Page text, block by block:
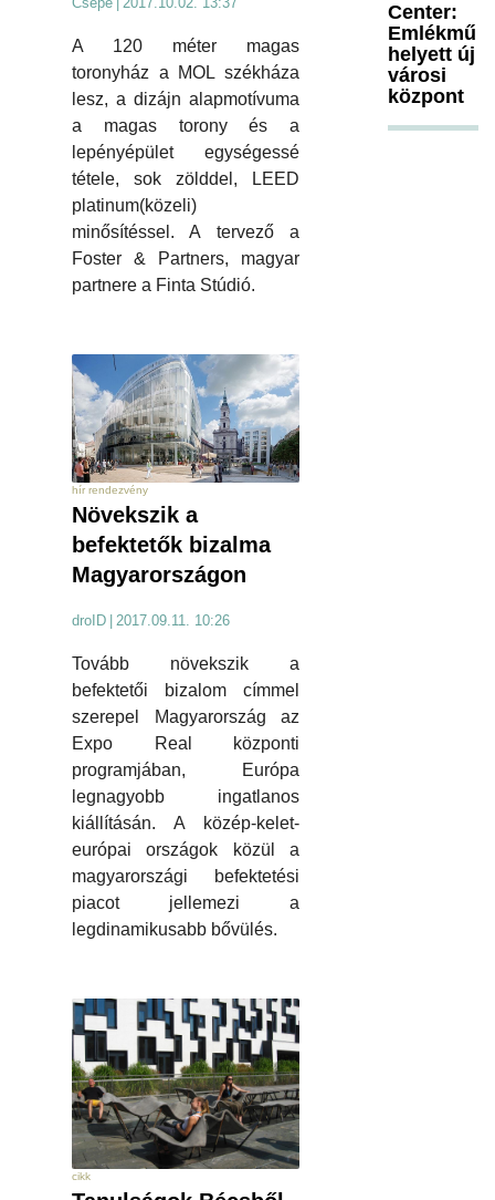
A 120 méter magas
toronyház a MOL székháza
lesz, a dizájn alapmotívuma
a magas torony és a
lepényépület egységessé
tétele, sok zölddel, LEED
platinum(közeli)
minősítéssel. A tervező a
Foster & Partners, magyar
partnere a Finta Stúdió.
hír rendezvény
Növekszik a
befektetők bizalma
Magyarországon
droID | 2017.09.11. 10:26
Tovább növekszik a
befektetői bizalom címmel
szerepel Magyarország az
Expo Real központi
programjában, Európa
legnagyobb ingatlanos
kiállításán. A közép-kelet-
európai országok közül a
magyarországi befektetési
piacot jellemezi a
legdinamikusabb bővülés.
cikk
Center:
Emlékmű
helyett új
városi
központ